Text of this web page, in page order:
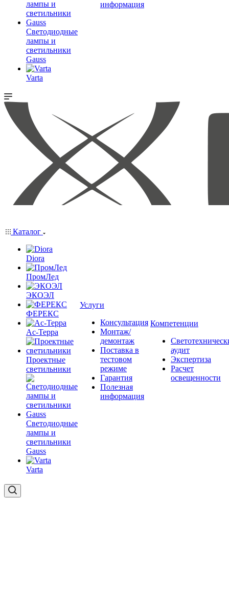
Светодиодные
лампы и
светильники
Gauss
Varta
информация
Каталог
Diora
ПромЛед
ЭКОЭЛ
ФЕРЕКС
Ас-Терра
Проектные
светильники
Светодиодные
лампы и
светильники
Gauss
Varta
Услуги
Консультация
Монтаж/
демонтаж
Поставка в
тестовом
режиме
Гарантия
Полезная
информация
Компетенции
аудит
Экспертиза
Расчет
освещенности